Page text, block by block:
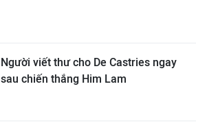
Người viết thư cho De Castries ngay
sau chiến thắng Him Lam